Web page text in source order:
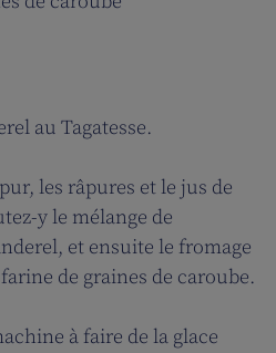
au Tagatesse.
les râpures et le jus de
y le mélange de
et ensuite le fromage
de graines de caroube.
à faire de la glace